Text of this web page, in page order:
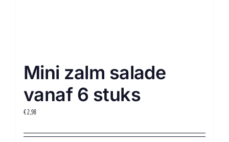
Mini zalm salade
vanaf 6 stuks
€2,98